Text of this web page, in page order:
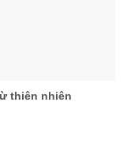
thiên nhiên